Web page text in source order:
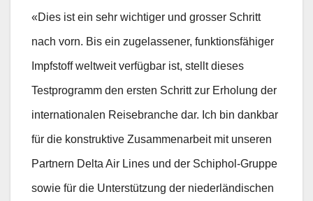
«Dies ist ein sehr wichtiger und grosser Schritt
nach vorn. Bis ein zugelassener, funktionsfähiger
Impfstoff weltweit verfügbar ist, stellt dieses
Testprogramm den ersten Schritt zur Erholung der
internationalen Reisebranche dar. Ich bin dankbar
für die konstruktive Zusammenarbeit mit unseren
Partnern Delta Air Lines und der Schiphol-Gruppe
sowie für die Unterstützung der niederländischen